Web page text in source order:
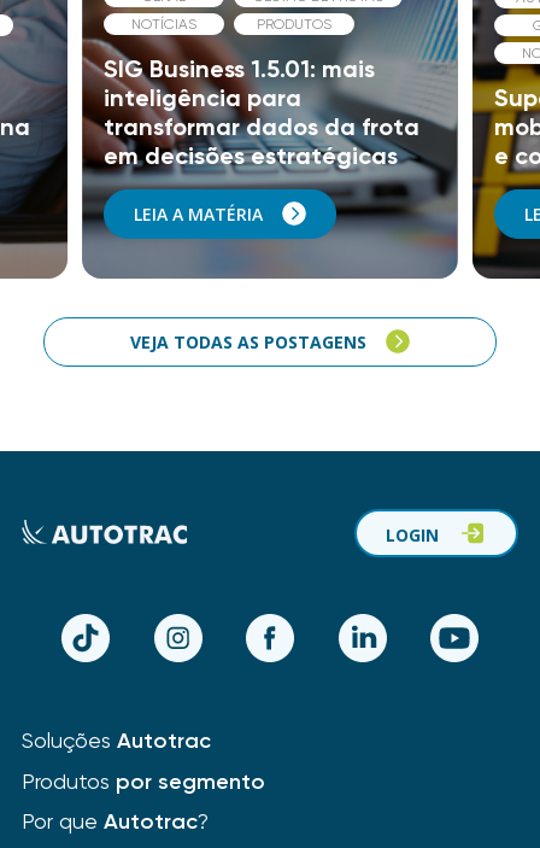
NOTÍCIAS
PRODUTOS
SIG Business 1.5.01: mais
inteligência para
transformar dados da frota
em decisões estratégicas
LEIA A MATÉRIA
e
VEJA TODAS AS POSTAGENS
TikTok Instagram Facebook LinkedIn YouTube
LOGIN
Soluções Autotrac
Produtos por segmento
Por que Autotrac?